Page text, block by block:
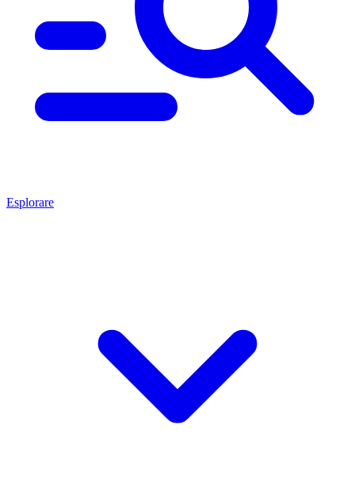
Esplorare